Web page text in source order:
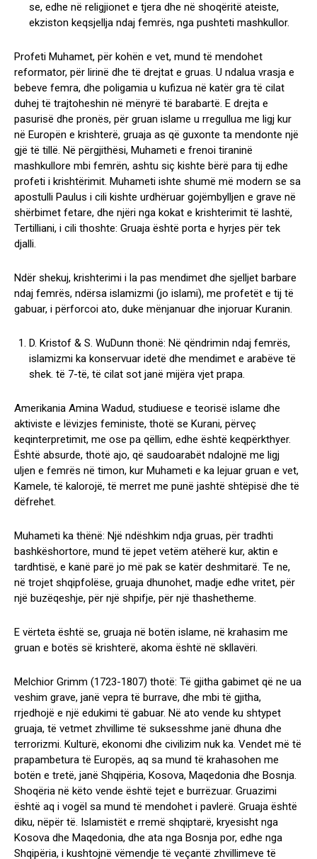
se, edhe në religjionet e tjera dhe në shoqëritë ateiste,
ekziston keqsjellja ndaj femrës, nga pushteti mashkullor.
Profeti Muhamet, për kohën e vet, mund të mendohet
reformator, për lirinë dhe të drejtat e gruas. U ndalua vrasja e
bebeve femra, dhe poligamia u kufizua në katër gra të cilat
duhej të trajtoheshin në mënyrë të barabartë. E drejta e
pasurisë dhe pronës, për gruan islame u rregullua me ligj kur
në Europën e krishterë, gruaja as që guxonte ta mendonte një
gjë të tillë. Në përgjithësi, Muhameti e frenoi tiraninë
mashkullore mbi femrën, ashtu siç kishte bërë para tij edhe
profeti i krishtërimit. Muhameti ishte shumë më modern se sa
apostulli Paulus i cili kishte urdhëruar gojëmbylljen e grave në
shërbimet fetare, dhe njëri nga kokat e krishterimit të lashtë,
Tertilliani, i cili thoshte: Gruaja është porta e hyrjes për tek
djalli.
Ndër shekuj, krishterimi i la pas mendimet dhe sjelljet barbare
ndaj femrës, ndërsa islamizmi (jo islami), me profetët e tij të
gabuar, i përforcoi ato, duke mënjanuar dhe injoruar Kuranin.
D. Kristof & S. WuDunn thonë: Në qëndrimin ndaj femrës,
islamizmi ka konservuar idetë dhe mendimet e arabëve të
shek. të 7-të, të cilat sot janë mijëra vjet prapa.
Amerikania Amina Wadud, studiuese e teorisë islame dhe
aktiviste e lëvizjes feministe, thotë se Kurani, përveç
keqinterpretimit, me ose pa qëllim, edhe është keqpërkthyer.
Është absurde, thotë ajo, që saudoarabët ndalojnë me ligj
uljen e femrës në timon, kur Muhameti e ka lejuar gruan e vet,
Kamele, të kalorojë, të merret me punë jashtë shtëpisë dhe të
dëfrehet.
Muhameti ka thënë: Një ndëshkim ndja gruas, për tradhti
bashkëshortore, mund të jepet vetëm atëherë kur, aktin e
tardhtisë, e kanë parë jo më pak se katër deshmitarë. Te ne,
në trojet shqipfolëse, gruaja dhunohet, madje edhe vritet, për
një buzëqeshje, për një shpifje, për një thashetheme.
E vërteta është se, gruaja në botën islame, në krahasim me
gruan e botës së krishterë, akoma është në skllavëri.
Melchior Grimm (1723-1807) thotë: Të gjitha gabimet që ne ua
veshim grave, janë vepra të burrave, dhe mbi të gjitha,
rrjedhojë e një edukimi të gabuar. Në ato vende ku shtypet
gruaja, të vetmet zhvillime të suksesshme janë dhuna dhe
terrorizmi. Kulturë, ekonomi dhe civilizim nuk ka. Vendet më të
prapambetura të Europës, aq sa mund të krahasohen me
botën e tretë, janë Shqipëria, Kosova, Maqedonia dhe Bosnja.
Shoqëria në këto vende është tejet e burrëzuar. Gruazimi
është aq i vogël sa mund të mendohet i pavlerë. Gruaja është
diku, nëpër të. Islamistët e rremë shqiptarë, kryesisht nga
Kosova dhe Maqedonia, dhe ata nga Bosnja por, edhe nga
Shqipëria, i kushtojnë vëmendje të veçantë zhvillimeve të